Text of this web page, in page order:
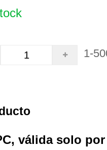
1-
válida solo